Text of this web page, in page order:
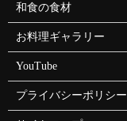
和食の食材
お料理ギャラリー
YouTube
プライバシーポリシー